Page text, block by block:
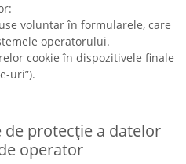
voluntar în formularele, care
operatorului.
cookie în dispozitivele finale
uri”).
de protecție a datelor
operator